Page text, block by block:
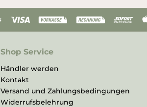
Shop Service
Händler werden
Kontakt
Versand und Zahlungsbedingungen
Widerrufsbelehrung